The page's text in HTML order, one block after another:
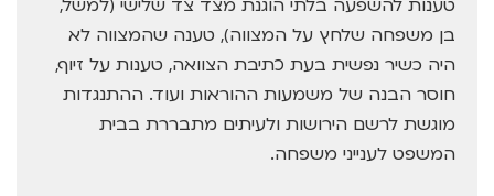
טענות להשפעה בלתי הוגנת מצד צד שלישי (למשל,
בן משפחה שלחץ על המצווה), טענה שהמצווה לא
היה כשיר נפשית בעת כתיבת הצוואה, טענות על זיוף,
חוסר הבנה של משמעות ההוראות ועוד. ההתנגדות
מוגשת לרשם הירושות ולעיתים מתבררת בבית
המשפט לענייני משפחה.